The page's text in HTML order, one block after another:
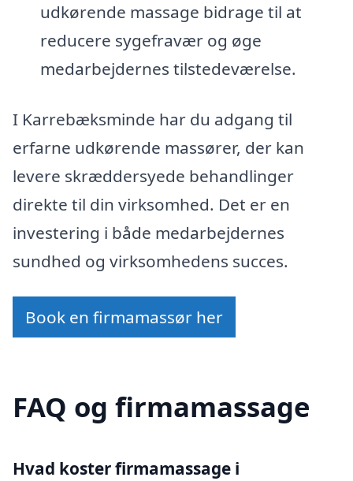
udkørende massage bidrage til at
reducere sygefravær og øge
medarbejdernes tilstedeværelse.
I Karrebæksminde har du adgang til
erfarne udkørende massører, der kan
levere skræddersyede behandlinger
direkte til din virksomhed. Det er en
investering i både medarbejdernes
sundhed og virksomhedens succes.
Book en firmamassør her
FAQ og firmamassage
Hvad koster firmamassage i